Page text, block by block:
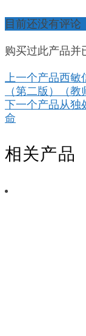
目前还没有评论
购买过此产品并
上一个产品西敏
（第二版）（教
下一个产品从独
命
相关产品